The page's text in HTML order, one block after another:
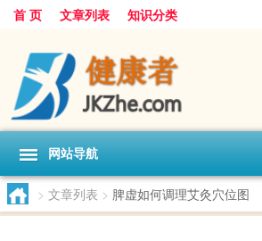
首 页 文章列表 知识分类
网站导航
> 文章列表 > 脾虚如何调理艾灸穴位图